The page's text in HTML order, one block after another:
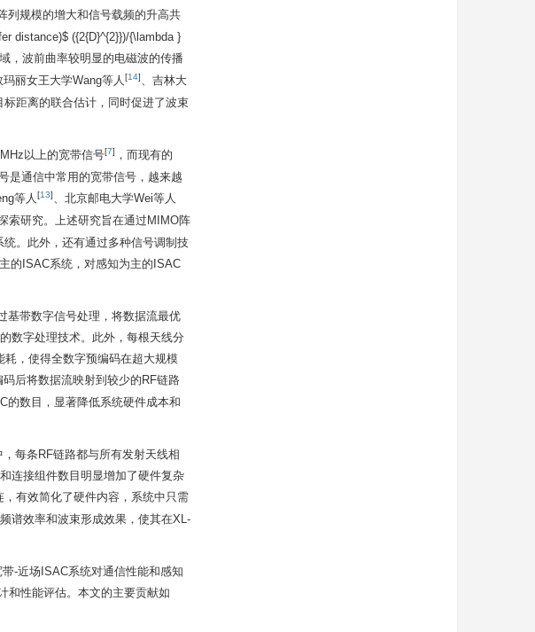
列规模的增大和信号载频的升高共
distance)$ ({2{D}^{2}})/{\lambda }
，波前曲率较明显的电磁波的传播
丽女王大学Wang等人[14]、吉林大
距离的联合估计，同时促进了波束
以上的宽带信号[7] ，而现有的
是通信中常用的宽带信号，越来越
等人[13]、北京邮电大学Wei等人
索研究。上述研究旨在通过MIMO阵
。此外，还有通过多种信号调制技
的ISAC系统，对感知为主的ISAC
基带数字信号处理，将数据流最优
数字处理技术。此外，每根天线分
，使得全数字预编码在超大规模
后将数据流映射到较少的RF链路
的数目，显著降低系统硬件成本和
每条RF链路都与所有发射天线相
连接组件数目明显增加了硬件复杂
有效简化了硬件内容，系统中只需
谱效率和波束形成效果，使其在XL-
-近场ISAC系统对通信性能和感知
和性能评估。本文的主要贡献如